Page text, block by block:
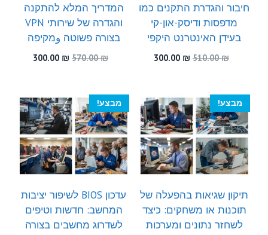
חיבור והגדרת התקנים כמו
מדפסות ודיסק-און-קי
בעידן האינטרנט היקפי
510.00₪
המחיר
510.00 ₪.
300.00 ₪
300.00 ₪.
המדריך המלא להתקנה
והגדרה של שירותי VPN
בצורה פשוטה وמקיפה
570.00₪
המחיר
570.00 ₪.
300.00 ₪
המחיר
300.00 ₪.
מבצע!
תיקון שגיאות בהפעלה של
תוכנות או משחקים: כיצד
לשחזר נתונים ומערכות
מבצע!
עדכון BIOS לשיפור יציבות
המחשב: חדשות וטיפים
לשדרוג מחשבים בצורה